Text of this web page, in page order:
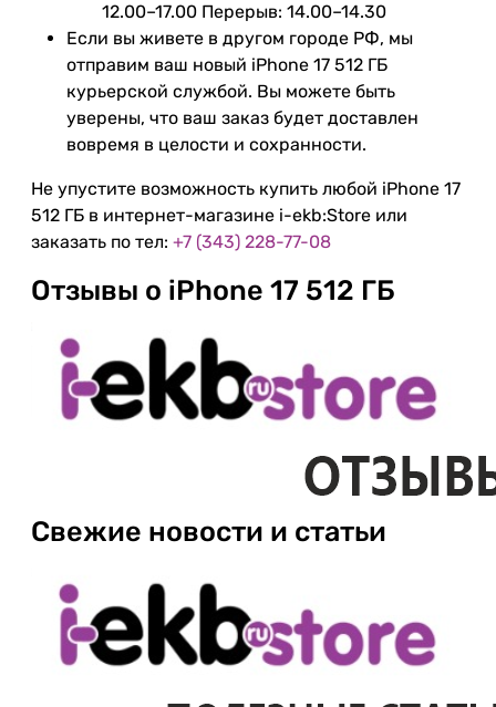
12.00–17.00 Перерыв: 14.00–14.30
Если вы живете в другом городе РФ, мы
отправим ваш новый iPhone 17 512 ГБ
курьерской службой. Вы можете быть
уверены, что ваш заказ будет доставлен
вовремя в целости и сохранности.
Не упустите возможность купить любой iPhone 17
512 ГБ в интернет-магазине i-ekb:Store или
заказать по тел: +7 (343) 228-77-08
Отзывы о iPhone 17 512 ГБ
Свежие новости и статьи